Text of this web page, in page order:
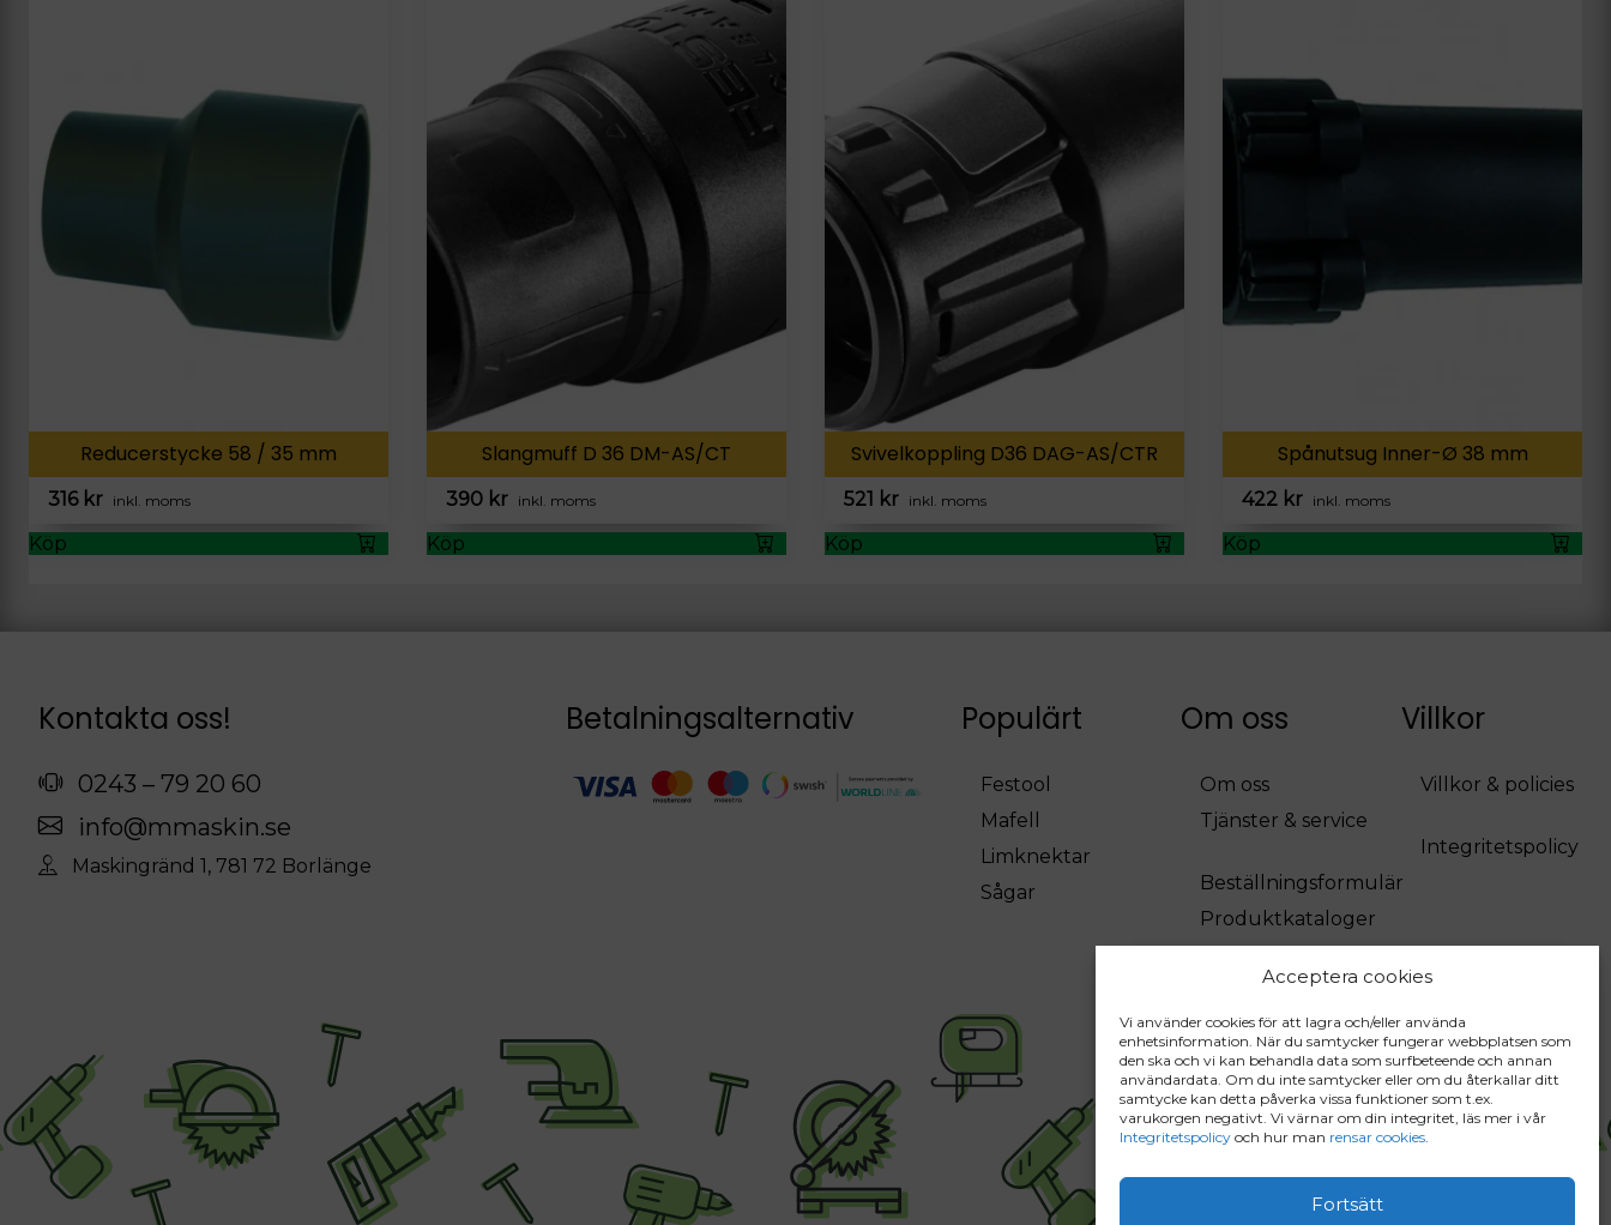
Acceptera cookies
Vi använder cookies för att lagra och/eller använda
enhetsinformation. När du samtycker fungerar webbplatsen som
den ska och vi kan behandla data som surfbeteende och annan
användardata. Om du inte samtycker eller om du återkallar ditt
samtycke kan detta påverka vissa funktioner som t.ex.
varukorgen negativt. Vi värnar om din integritet, läs mer i vår
Integritetspolicy och hur man rensar cookies.
Fortsätt
Reducerstycke 58 / 35 mm
316 kr inkl. moms
Köp
Slangmuff D 36 DM-AS/CT
390 kr inkl. moms
Köp
Svivelkoppling D36 DAG-AS/CTR
521 kr inkl. moms
Köp
Spånutsug Inner-Ø 38 mm
422 kr inkl. moms
Köp
Kontakta oss!
0243 – 79 20 60
info@mmaskin.se
Maskingränd 1, 781 72 Borlänge
Betalningsalternativ Populärt
Festool
Mafell
Limknektar
Sågar
Om oss
Om oss
Tjänster & service
Beställningsformulär
Produktkataloger
Villkor
Villkor & policies
Integritetspolicy